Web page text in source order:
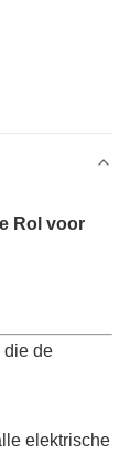
Rol voor
die de
elektrische